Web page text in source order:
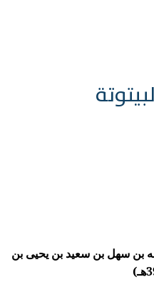
بن سهل بن سعيد بن يحيى بن